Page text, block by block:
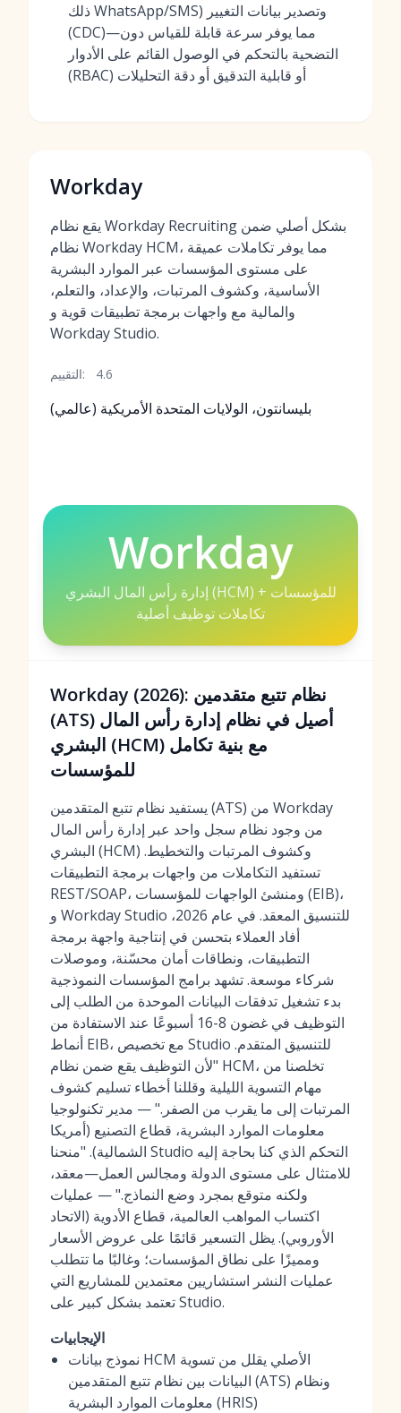
ذلك WhatsApp/SMS) وتصدير بيانات التغيير
(CDC)—مما يوفر سرعة قابلة للقياس دون
التضحية بالتحكم في الوصول القائم على الأدوار
(RBAC) أو قابلية التدقيق أو دقة التحليلات
Workday
يقع نظام Workday Recruiting بشكل أصلي ضمن
نظام Workday HCM، مما يوفر تكاملات عميقة
على مستوى المؤسسات عبر الموارد البشرية
الأساسية، وكشوف المرتبات، والإعداد، والتعلم،
والمالية مع واجهات برمجة تطبيقات قوية و
Workday Studio.
التقييم: 4.6
بليسانتون، الولايات المتحدة الأمريكية (عالمي)
Workday
إدارة رأس المال البشري (HCM) للمؤسسات +
تكاملات توظيف أصلية
Workday (2026): نظام تتبع متقدمين
(ATS) أصيل في نظام إدارة رأس المال
البشري (HCM) مع بنية تكامل
للمؤسسات
يستفيد نظام تتبع المتقدمين (ATS) من Workday
من وجود نظام سجل واحد عبر إدارة رأس المال
البشري (HCM) وكشوف المرتبات والتخطيط.
تستفيد التكاملات من واجهات برمجة التطبيقات
REST/SOAP، ومنشئ الواجهات للمؤسسات (EIB)،
و Workday Studio للتنسيق المعقد. في عام 2026،
أفاد العملاء بتحسن في إنتاجية واجهة برمجة
التطبيقات، ونطاقات أمان محسّنة، وموصلات
شركاء موسعة. تشهد برامج المؤسسات النموذجية
بدء تشغيل تدفقات البيانات الموحدة من الطلب إلى
التوظيف في غضون 8-16 أسبوعًا عند الاستفادة من
أنماط EIB، مع تخصيص Studio للتنسيق المتقدم.
"لأن التوظيف يقع ضمن نظام HCM، تخلصنا من
مهام التسوية الليلية وقللنا أخطاء تسليم كشوف
المرتبات إلى ما يقرب من الصفر." — مدير تكنولوجيا
معلومات الموارد البشرية، قطاع التصنيع (أمريكا
الشمالية). "منحنا Studio التحكم الذي كنا بحاجة إليه
للامتثال على مستوى الدولة ومجالس العمل—معقد،
ولكنه متوقع بمجرد وضع النماذج." — عمليات
اكتساب المواهب العالمية، قطاع الأدوية (الاتحاد
الأوروبي). يظل التسعير قائمًا على عروض الأسعار
ومميزًا على نطاق المؤسسات؛ وغالبًا ما تتطلب
عمليات النشر استشاريين معتمدين للمشاريع التي
تعتمد بشكل كبير على Studio.
الإيجابيات
نموذج بيانات HCM الأصلي يقلل من تسوية
البيانات بين نظام تتبع المتقدمين (ATS) ونظام
معلومات الموارد البشرية (HRIS)